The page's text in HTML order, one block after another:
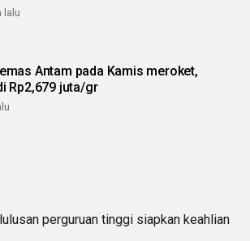
lalu
Antam pada Kamis meroket,
Rp2,679 juta/gr